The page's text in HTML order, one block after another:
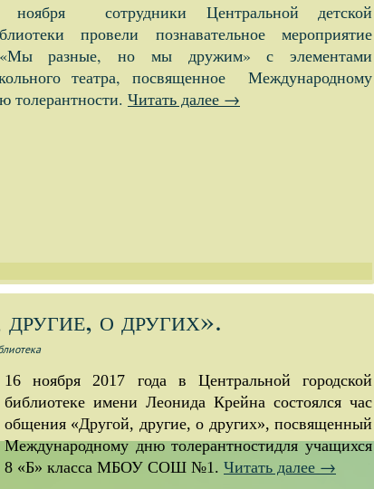
ноября сотрудники Центральной детской
провели познавательное мероприятие
разные, но мы дружим» с элементами
театра, посвященное Международному
толерантности. Читать далее →
о других».
16 ноября 2017 года в Центральной городской
библиотеке имени Леонида Крейна состоялся час
общения «Другой, другие, о других», посвященный
Международному дню толерантностидля учащихся
8 «Б» класса МБОУ СОШ №1. Читать далее →